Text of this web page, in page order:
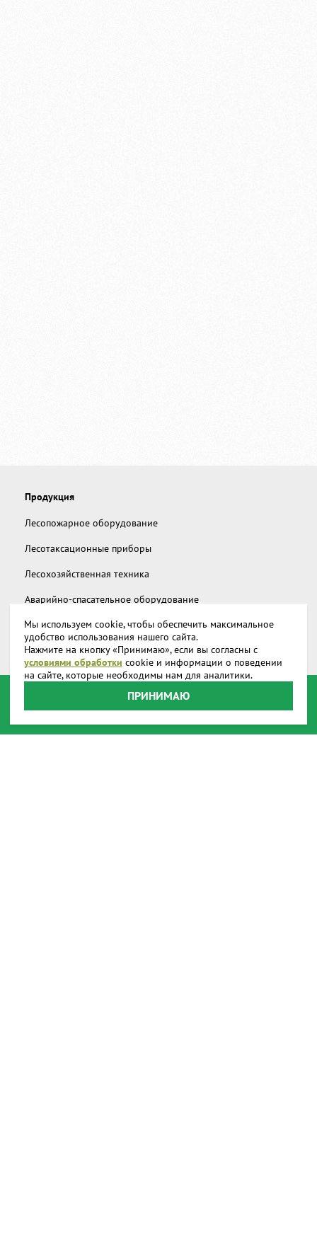
Продукция
Лесопожарное оборудование
Лесотаксационные приборы
Лесохозяйственная техника
Аварийно-спасательное оборудование
Дополнительное снаряжение
Запчасти и аксессуары
О компании
Доставка
Реквизиты
Мы используем cookie, чтобы обеспечить максимальное
удобство использования нашего сайта.
Нажмите на кнопку «Принимаю», если вы согласны с
условиями обработки cookie и информации о поведении
на сайте, которые необходимы нам для аналитики.
ПРИНИМАЮ